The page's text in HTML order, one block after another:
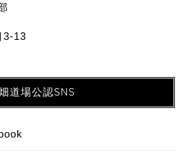
3-13
道場公認SNS